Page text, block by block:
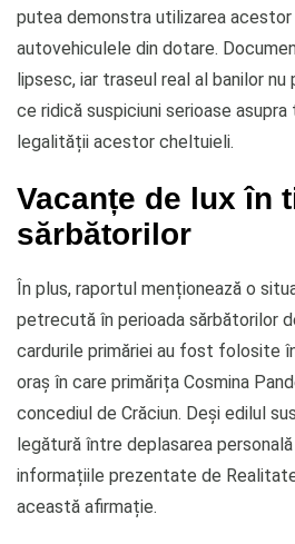
putea demonstra utilizarea
autovehiculele din dotare.
lipsesc, iar traseul real al banilor
ce ridică suspiciuni serioase
legalității acestor cheltuieli.
Vacanțe de lux în
sărbătorilor
În plus, raportul menționează o
petrecută în perioada sărbătorilor
cardurile primăriei au fost folosite
oraș în care primărița Cosmina
concediul de Crăciun. Deși edilul
legătură între deplasarea
informațiile prezentate de
această afirmație.